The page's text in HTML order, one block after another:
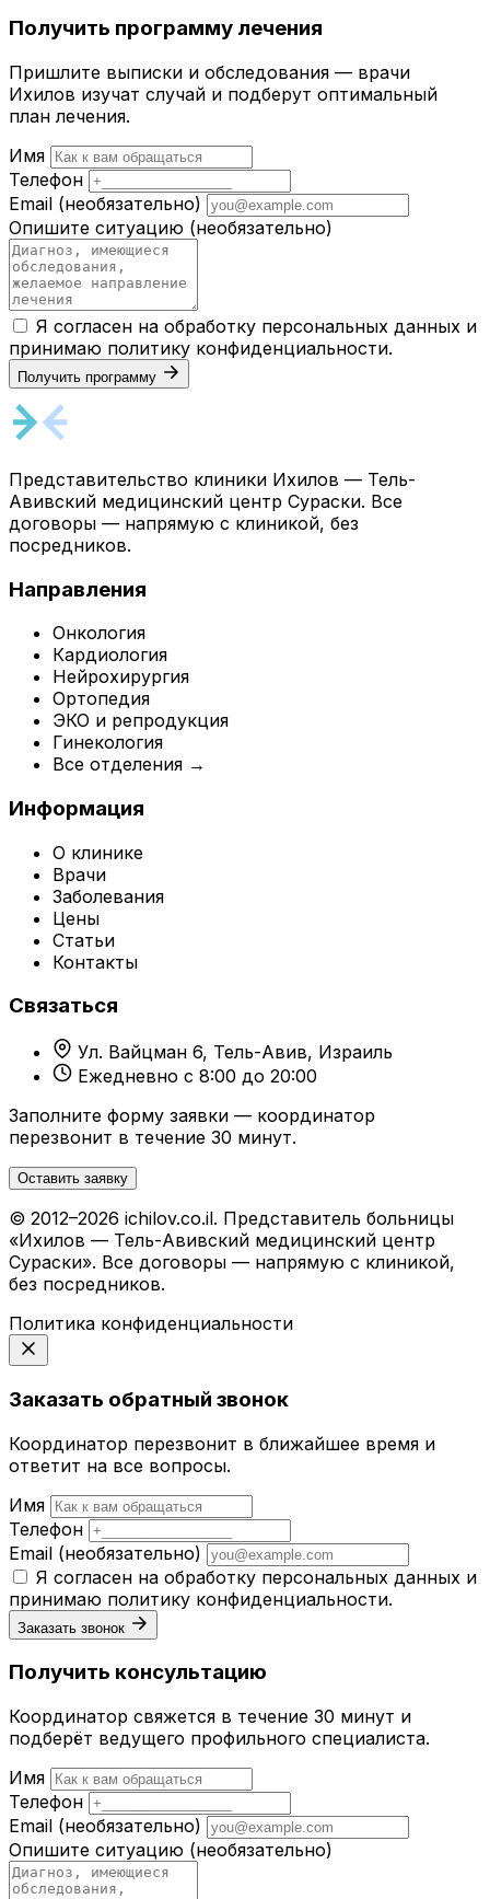
Получить программу лечения
Пришлите выписки и обследования — врачи
Ихилов изучат случай и подберут оптимальный
план лечения.
Имя
Телефон
Email (необязательно)
Опишите ситуацию (необязательно)
Я согласен на обработку персональных данных и
принимаю политику конфиденциальности.
Получить программу
Представительство клиники Ихилов — Тель-
Авивский медицинский центр Сураски. Все
договоры — напрямую с клиникой, без
посредников.
Направления
Онкология
Кардиология
Нейрохирургия
Ортопедия
ЭКО и репродукция
Гинекология
Все отделения →
Информация
О клинике
Врачи
Заболевания
Цены
Статьи
Контакты
Связаться
Ул. Вайцман 6, Тель-Авив, Израиль
Ежедневно с 8:00 до 20:00
Заполните форму заявки — координатор
перезвонит в течение 30 минут.
Оставить заявку
© 2012–2026 ichilov.co.il. Представитель больницы
«Ихилов — Тель-Авивский медицинский центр
Сураски». Все договоры — напрямую с клиникой,
без посредников.
Политика конфиденциальности
Заказать обратный звонок
Координатор перезвонит в ближайшее время и
ответит на все вопросы.
Имя
Телефон
Email (необязательно)
Я согласен на обработку персональных данных и
принимаю политику конфиденциальности.
Заказать звонок
Получить консультацию
Координатор свяжется в течение 30 минут и
подберёт ведущего профильного специалиста.
Имя
Телефон
Email (необязательно)
Опишите ситуацию (необязательно)